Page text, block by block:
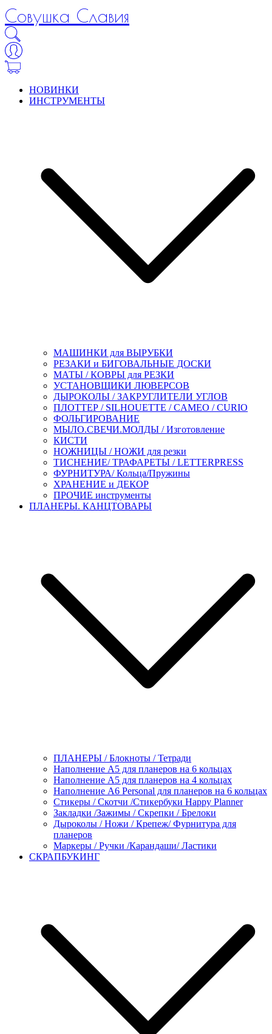
Совушка Славия
НОВИНКИ
ИНСТРУМЕНТЫ
МАШИНКИ для ВЫРУБКИ
РЕЗАКИ и БИГОВАЛЬНЫЕ ДОСКИ
МАТЫ / КОВРЫ для РЕЗКИ
УСТАНОВЩИКИ ЛЮВЕРСОВ
ДЫРОКОЛЫ / ЗАКРУГЛИТЕЛИ УГЛОВ
ПЛОТТЕР / SILHOUETTE / CAMEO / CURIO
ФОЛЬГИРОВАНИЕ
МЫЛО.СВЕЧИ.МОЛДЫ / Изготовление
КИСТИ
НОЖНИЦЫ / НОЖИ для резки
ТИСНЕНИЕ/ ТРАФАРЕТЫ / LETTERPRESS
ФУРНИТУРА/ Кольца/Пружины
ХРАНЕНИЕ и ДЕКОР
ПРОЧИЕ инструменты
ПЛАНЕРЫ. КАНЦТОВАРЫ
ПЛАНЕРЫ / Блокноты / Тетради
Наполнение А5 для планеров на 6 кольцах
Наполнение А5 для планеров на 4 кольцах
Наполнение А6 Personal для планеров на 6 кольцах
Стикеры / Скотчи /Стикербуки Happy Planner
Закладки /Зажимы / Скрепки / Брелоки
Дыроколы / Ножи / Крепеж/ Фурнитура для
планеров
Маркеры / Ручки /Карандаши/ Ластики
СКРАПБУКИНГ